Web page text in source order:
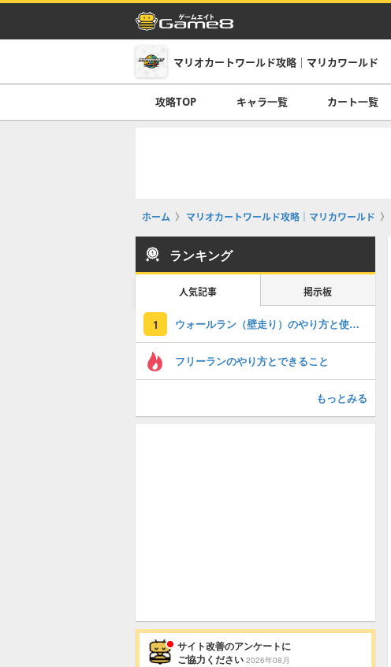
マリオカートワールド攻略｜マリカワールド
攻略TOP キャラ一覧 カート一覧
ホーム マリオカートワールド攻略｜マリカワールド
ランキング
人気記事 掲示板
1 ウォールラン（壁走り）のやり方と使い方
フリーランのやり方とできること
もっとみる
サイト改善のアンケートに
ご協力ください 2026年08月